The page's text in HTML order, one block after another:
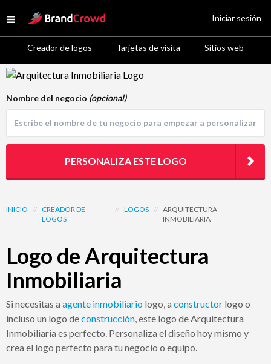
Open menu
Site Logo
Creador de logos Tarjetas de visita Sitios web
Iniciar sesión
Logo Template Preview
INICIO // CREADOR DE
LOGOS
// LOGOS // ARQUITECTURA
INMOBILIARIA
Logo de Arquitectura
Inmobiliaria
Si necesitas a agente inmobiliario logo, a constructor logo o
incluso un logo deconstrucción, este logo de Arquitectura
Inmobiliaria es perfecto. Personaliza el diseño hoy mismo y
crea el logo perfecto para tu negocio o equipo.
Nombre del negocio (opcional)
PERSONALIZA ESTE LOGO